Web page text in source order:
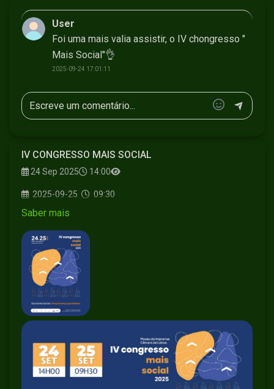
User
Foi uma mais valia assistir, o IV chongresso "
Mais Social"👌
2025-09-24 17:01:11
IV CONGRESSO MAIS SOCIAL
24 Sep 2025 14:00
2025-09-25 09:30
Saber mais